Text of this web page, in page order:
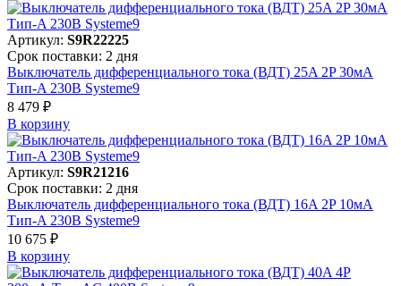
Артикул: S9R22225
Срок поставки: 2 дня
Выключатель дифференциального тока (ВДТ) 25A 2P 30мА
Тип-A 230В Systeme9
8 479 ₽
В корзинy
Артикул: S9R21216
Срок поставки: 2 дня
Выключатель дифференциального тока (ВДТ) 16A 2P 10мА
Тип-A 230В Systeme9
10 675 ₽
В корзинy